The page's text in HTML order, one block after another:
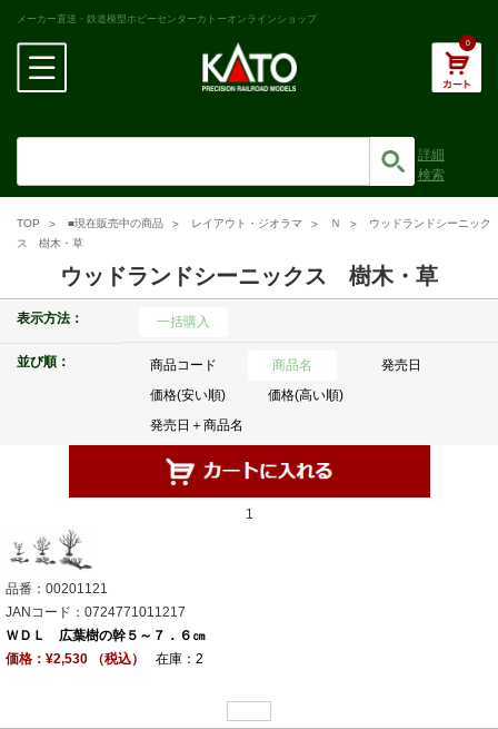
メーカー直送・鉄道模型ホビーセンターカトーオンラインショップ
0
詳細
検索
TOP ■現在販売中の商品 レイアウト・ジオラマ Ｎ
ウッドランドシーニック
ス 樹木・草
ウッドランドシーニックス 樹木・草
表示方法： 一括購入
並び順： 商品コード 商品名
発売日
価格(安い順)
価格(高い順)
発売日＋商品名
1
品番：00201121
JANコード：0724771011217
ＷＤＬ 広葉樹の幹５～７．６㎝
価格：¥2,530 （税込）
在庫：2